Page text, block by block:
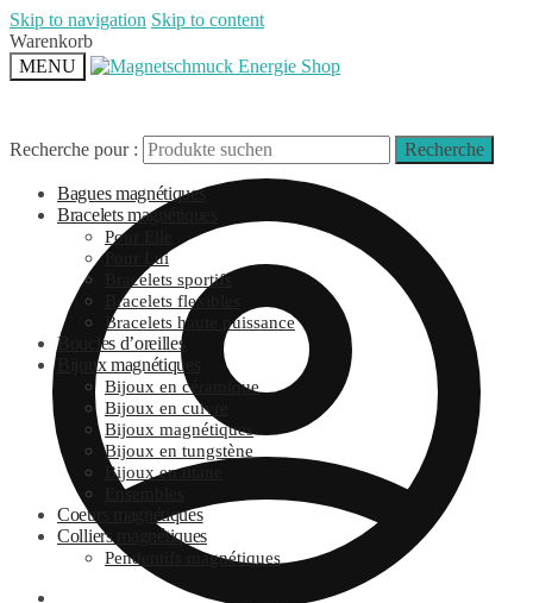
Skip to navigation Skip to content
Warenkorb
MENU
Recherche pour : Recherche
Bagues magnétiques
Bracelets magnétiques
Pour Elle
Pour Lui
Bracelets sportifs
Bracelets flexibles
Bracelets haute puissance
Boucles d’oreilles
Bijoux magnétiques
Bijoux en céramique
Bijoux en cuivre
Bijoux magnétiques
Bijoux en tungstène
Bijoux en titane
Ensembles
Coeurs magnétiques
Colliers magnétiques
Pendentifs magnétiques